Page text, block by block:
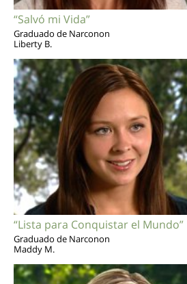
“Salvó mi Vida”
Graduado de Narconon
Liberty B.
“Lista para Conquistar el Mundo”
Graduado de Narconon
Maddy M.